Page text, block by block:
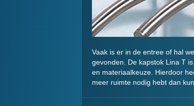
Vaak is er in de entree of hal
gevonden. De kapstok Lina T
en materiaalkeuze. Hierdoor
meer ruimte nodig hebt dan